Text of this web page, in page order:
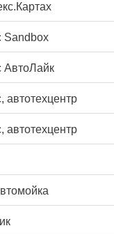
Sandbox
АвтоЛайк
автотехцентр
автотехцентр